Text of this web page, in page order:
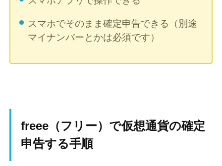
スマホでそのまま確定申告できる（別途
マイナンバーとかは必須です）
freee（フリー）で仮想通貨の確定
申告する手順